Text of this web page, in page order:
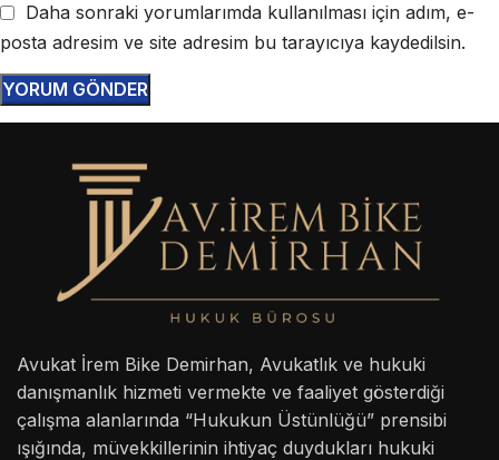
Daha sonraki yorumlarımda kullanılması için adım, e-
posta adresim ve site adresim bu tarayıcıya kaydedilsin.
Avukat İrem Bike Demirhan, Avukatlık ve hukuki
danışmanlık hizmeti vermekte ve faaliyet gösterdiği
çalışma alanlarında “Hukukun Üstünlüğü” prensibi
ışığında, müvekkillerinin ihtiyaç duydukları hukuki